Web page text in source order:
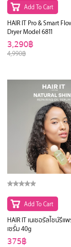
Add To Cart
HAIR IT Pro & Smart
Dryer Model 6811
4,990฿
3,290฿
Add To Cart
HAIR IT เนเชอรัลไชน์รี
เซรั่ม 40g
375฿